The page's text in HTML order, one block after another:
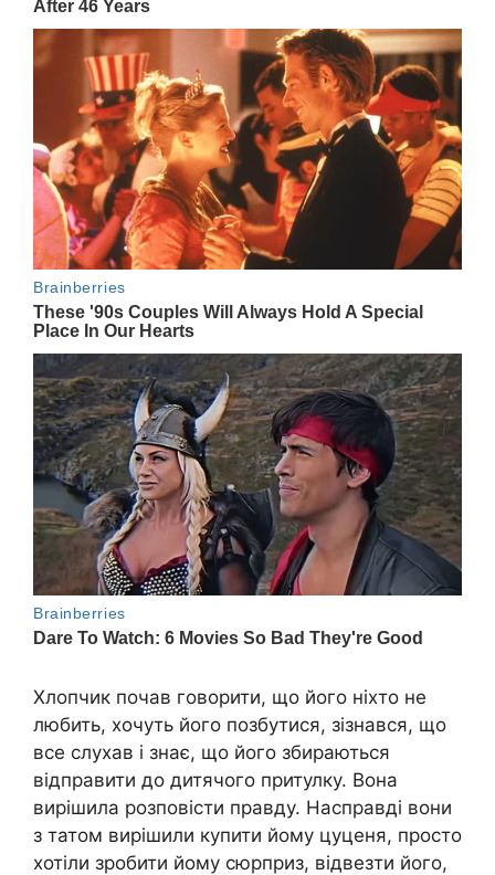
Хлопчик почав говорити, що його ніхто не
любить, хочуть його позбутися, зізнався, що
все слухав і знає, що його збираються
відправити до дитячого притулку. Вона
вирішила розповісти правду. Насправді вони
з татом вирішили купити йому цуценя, просто
хотіли зробити йому сюрприз, відвезти його,